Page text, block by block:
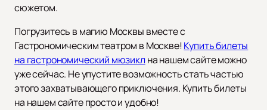
сюжетом.
Погрузитесь в магию Москвы вместе с
Гастрономическим театром в Москве! Купить билеты
на гастрономический мюзикл на нашем сайте можно
уже сейчас. Не упустите возможность стать частью
этого захватывающего приключения. Купить билеты
на нашем сайте просто и удобно!